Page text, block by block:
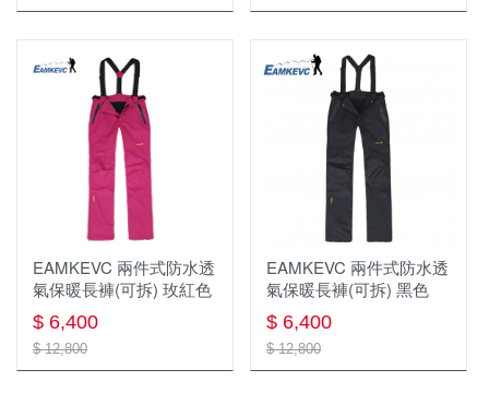
安全帽配件
扁帶 扁帶環 繩圈 腳環
兩件式防水外套
單件式防水外套
涼鞋
短筒健行鞋
溯溪鞋
帽子,頭巾
鴨舌帽
保暖帽
鈦杯
鈦瓶
背包 包類 袋類
登山背包(30-49L)
照明系列
EAMKEVC 兩件式防水透
氣保暖長褲(可拆) 玫紅色
$ 6,400
$ 12,800
EAMKEVC 兩件式防水透
氣保暖長褲(可拆) 黑色
$ 6,400
$ 12,800